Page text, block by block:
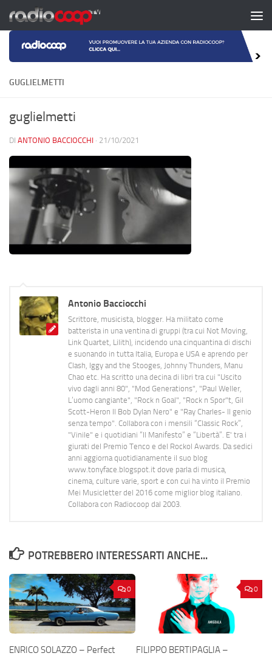
Salta al contenuto
GUGLIELMETTI
guglielmetti
DI ANTONIO BACCIOCCHI · 21/10/2021
Antonio Bacciocchi
Scrittore, musicista, blogger. Ha militato come
batterista in una ventina di gruppi (tra cui Not Moving,
Link Quartet, Lilith), incidendo una cinquantina di dischi
e suonando in tutta Italia, Europa e USA e aprendo per
Clash, Iggy and the Stooges, Johnny Thunders, Manu
Chao etc. Ha scritto una decina di libri tra cui "Uscito
vivo dagli anni 80", "Mod Generations", "Paul Weller,
L’uomo cangiante", "Rock n Goal", "Rock n Spor"t, Gil
Scott-Heron Il Bob Dylan Nero" e "Ray Charles- Il genio
senza tempo". Collabora con i mensili “Classic Rock”,
"Vinile" e i quotidiani “Il Manifesto” e “Libertà”. E' tra i
giurati del Premio Tenco e del Rockol Awards. Da sedici
anni aggiorna quotidianamente il suo blog
www.tonyface.blogspot.it dove parla di musica,
cinema, culture varie, sport e con cui ha vinto il Premio
Mei Musicletter del 2016 come miglior blog italiano.
Collabora con Radiocoop dal 2003.
POTREBBERO INTERESSARTI ANCHE...
0
ENRICO SOLAZZO – Perfect
0
FILIPPO BERTIPAGLIA –